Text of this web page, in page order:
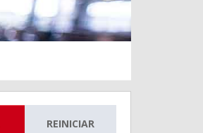
REINICIAR